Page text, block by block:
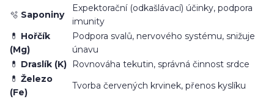
🫧 Saponiny
Expektorační (odkašlávací) účinky, podpora
imunity
💊 Hořčík
(Mg)
Podpora svalů, nervového systému, snižuje
únavu
💊 Draslík (K)
Rovnováha tekutin, správná činnost srdce
💊 Železo
(Fe)
Tvorba červených krvinek, přenos kyslíku